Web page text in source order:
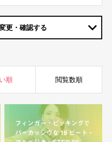
更・確認する
順 閲覧数順